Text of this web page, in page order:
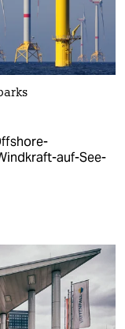
auf-See-